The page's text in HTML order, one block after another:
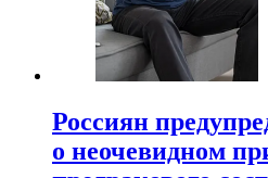
Россиян
о неочевидном